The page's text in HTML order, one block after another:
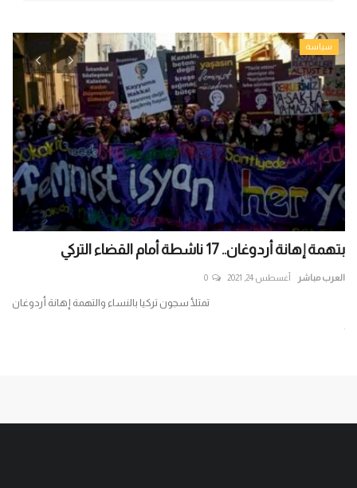
سياسة
بتهمة إهانة أردوغان.. 17 ناشطة أمام القضاء التركي
العرب مباشر أغسطس 24, 2021 0
تمتلأ سجون تركيا بالنساء والتهمة إهانة أردوغان